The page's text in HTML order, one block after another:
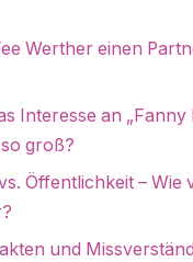
Werther einen
Interesse an „Fanny
groß?
Öffentlichkeit – Wie
und